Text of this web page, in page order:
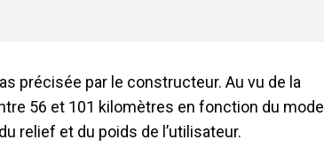
précisée par le constructeur. Au vu de la
56 et 101 kilomètres en fonction du mode
relief et du poids de l’utilisateur.